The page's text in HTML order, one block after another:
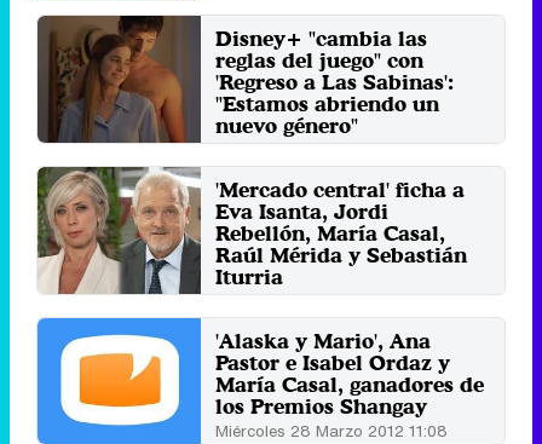
Disney+ "cambia las
reglas del juego" con
'Regreso a Las Sabinas':
"Estamos abriendo un
nuevo género"
Lunes 2 Septiembre 2024 17:37
'Mercado central' ficha a
Eva Isanta, Jordi
Rebellón, María Casal,
Raúl Mérida y Sebastián
Iturria
Jueves 6 Agosto 2020 13:18
'Alaska y Mario', Ana
Pastor e Isabel Ordaz y
María Casal, ganadores de
los Premios Shangay
Miércoles 28 Marzo 2012 11:08